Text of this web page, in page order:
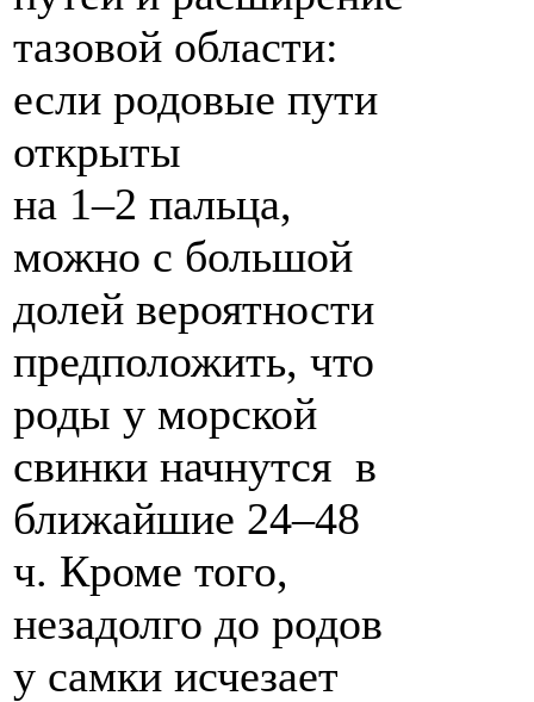
тазовой области:
если родовые пути
открыты
на 1–2 пальца,
можно с большой
долей вероятности
предположить, что
роды у морской
свинки начнутся в
ближайшие 24–48
ч. Кроме того,
незадолго до родов
у самки исчезает